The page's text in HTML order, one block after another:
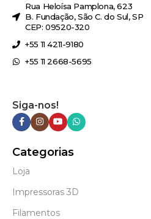
Rua Heloísa Pamplona, 623
B. Fundação, São C. do Sul, SP
CEP: 09520-320
+55 11 4211-9180
+55 11 2668-5695
Siga-nos!
Categorias
Loja
Impressoras 3D
Filamentos